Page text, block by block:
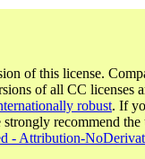
of this license.
of all CC licenses
robust. If
strongly recommend the
- Attribution-